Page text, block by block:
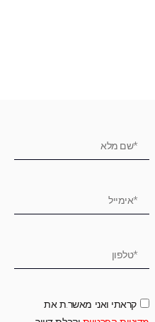
קראתי ואני מאשר.ת את